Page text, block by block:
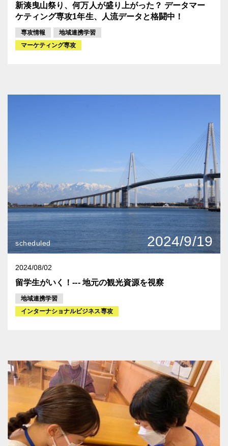
新湊曳山祭り、何万人が盛り上がった？ データマー
ケティング専攻1年生、人流データと格闘中！
専攻情報
地域連携学習
マーケティング専攻
scheduled 2024/9/19
2024/08/02
留学生がいく！--- 地元の観光資源を視察
地域連携学習
インターナショナルビジネス専攻